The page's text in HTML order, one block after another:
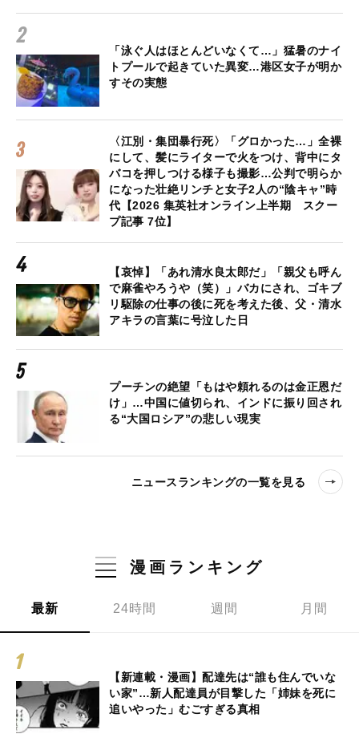
「泳ぐ人はほとんどいなくて…」猛暑のナイ
トプールで起きていた異変…港区女子が明か
すその実態
〈江別・集団暴行死〉「グロかった…」全裸
にして、髪にライターで火をつけ、背中にタ
バコを押しつける様子も撮影…公判で明らか
になった壮絶リンチと女子2人の“陰キャ”時
代【2026 集英社オンライン上半期 スクー
プ記事 7位】
【哀悼】「あれ清水良太郎だ」「親父も呼ん
で麻雀やろうや（笑）」バカにされ、ゴキブ
リ駆除の仕事の後に死を考えた後、父・清水
アキラの言葉に号泣した日
プーチンの絶望「もはや頼れるのは金正恩だ
け」…中国に値切られ、インドに振り回され
る“大国ロシア”の悲しい現実
ニュースランキングの一覧を見る
漫画ランキング
最新 24時間 週間 月間
【新連載・漫画】配達先は“誰も住んでいな
い家”…新人配達員が目撃した「姉妹を死に
追いやった」むごすぎる真相